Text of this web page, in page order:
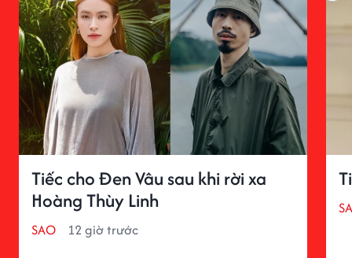
Tiếc cho Đen Vâu sau khi rời xa
Hoàng Thùy Linh
SAO 12 giờ trước